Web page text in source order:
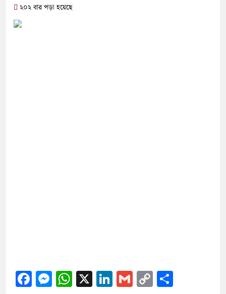
২০২ বার পড়া হয়েছে
Facebook
Messenger
WhatsApp
X LinkedIn
GmailCopy